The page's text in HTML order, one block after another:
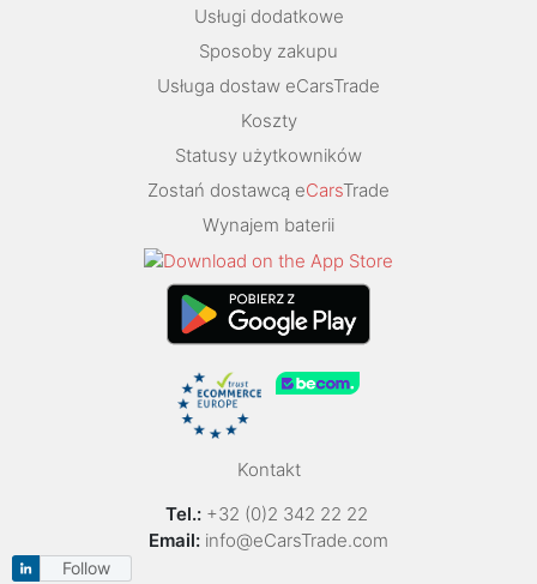
Usługi dodatkowe
Sposoby zakupu
Usługa dostaw eCarsTrade
Koszty
Statusy użytkowników
Zostań dostawcą eCarsTrade
Wynajem baterii
Kontakt
Tel.: +32 (0)2 342 22 22
Email: info@eCarsTrade.com
Follow